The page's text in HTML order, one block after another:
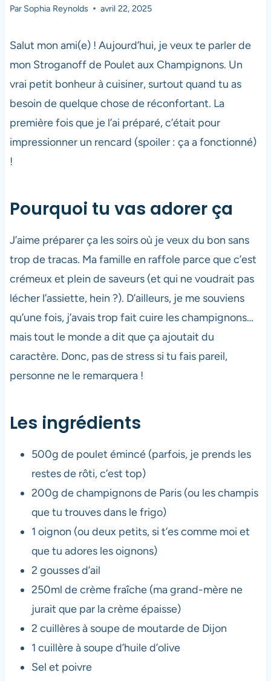
Par Sophia Reynolds avril 22, 2025
Salut mon ami(e) ! Aujourd’hui, je veux te parler de
mon Stroganoff de Poulet aux Champignons. Un
vrai petit bonheur à cuisiner, surtout quand tu as
besoin de quelque chose de réconfortant. La
première fois que je l’ai préparé, c’était pour
impressionner un rencard (spoiler : ça a fonctionné)
!
Pourquoi tu vas adorer ça
J’aime préparer ça les soirs où je veux du bon sans
trop de tracas. Ma famille en raffole parce que c’est
crémeux et plein de saveurs (et qui ne voudrait pas
lécher l’assiette, hein ?). D’ailleurs, je me souviens
qu’une fois, j’avais trop fait cuire les champignons…
mais tout le monde a dit que ça ajoutait du
caractère. Donc, pas de stress si tu fais pareil,
personne ne le remarquera !
Les ingrédients
500g de poulet émincé (parfois, je prends les
restes de rôti, c’est top)
200g de champignons de Paris (ou les champis
que tu trouves dans le frigo)
1 oignon (ou deux petits, si t’es comme moi et
que tu adores les oignons)
2 gousses d’ail
250ml de crème fraîche (ma grand-mère ne
jurait que par la crème épaisse)
2 cuillères à soupe de moutarde de Dijon
1 cuillère à soupe d’huile d’olive
Sel et poivre